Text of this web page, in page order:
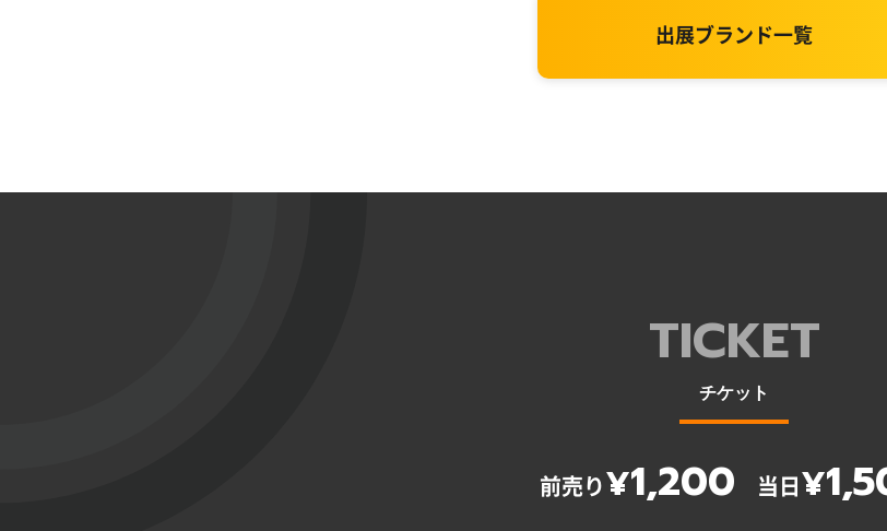
出展ブランド一覧
TICKET
チケット
前売り¥1,200 当日¥